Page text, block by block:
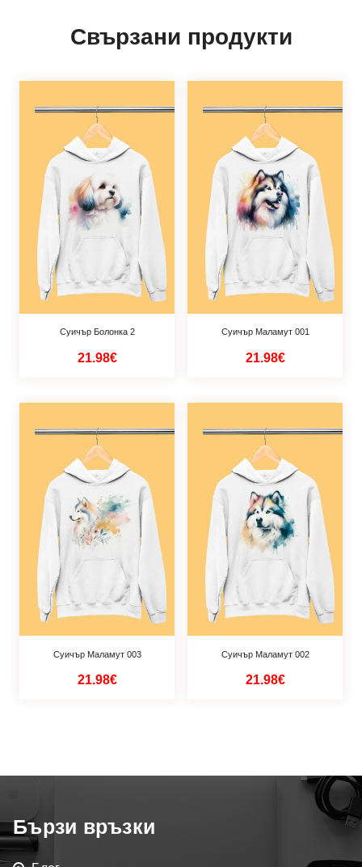
Свързани продукти
Суичър Болонка 2
21.98€
Суичър Маламут 001
21.98€
Суичър Маламут 003
21.98€
Суичър Маламут 002
21.98€
Бързи връзки